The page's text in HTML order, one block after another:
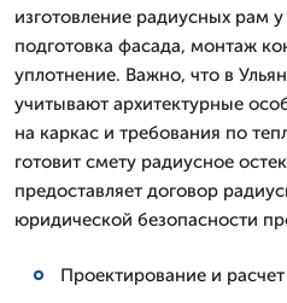
изготовление радиусных рам
подготовка фасада, монтаж
уплотнение. Важно, что в
учитывают архитектурные
на каркас и требования по
готовит смету радиусное
предоставляет договор
юридической безопасности
Проектирование и